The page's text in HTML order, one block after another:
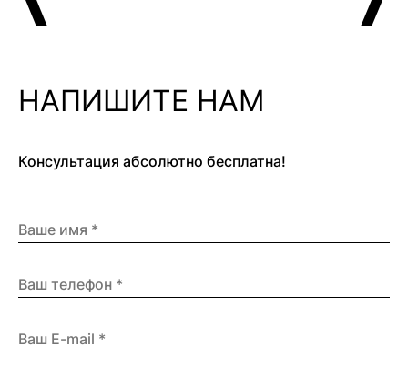
НАПИШИТЕ НАМ
Консультация абсолютно бесплатна!